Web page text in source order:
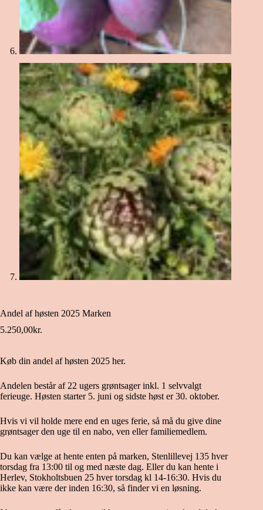
Andel af høsten 2025 Marken
5.250,00kr.
Køb din andel af høsten 2025 her.
Andelen består af 22 ugers grøntsager inkl. 1 selvvalgt
ferieuge. Høsten starter 5. juni og sidste høst er 30. oktober.
Hvis vi vil holde mere end en uges ferie, så må du give dine
grøntsager den uge til en nabo, ven eller familiemedlem.
Du kan vælge at hente enten på marken, Stenlillevej 135 hver
torsdag fra 13:00 til og med næste dag. Eller du kan hente i
Herlev, Stokholtsbuen 25 hver torsdag kl 14-16:30. Hvis du
ikke kan være der inden 16:30, så finder vi en løsning.